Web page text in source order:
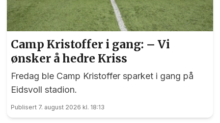
Camp Kristoffer i gang: – Vi
ønsker å hedre Kriss
Fredag ble Camp Kristoffer sparket i gang på
Eidsvoll stadion.
Publisert 7. august 2026 kl. 18:13